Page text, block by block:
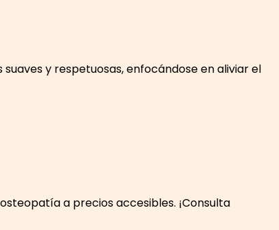
y respetuosas, enfocándose en aliviar el
a precios accesibles. ¡Consulta